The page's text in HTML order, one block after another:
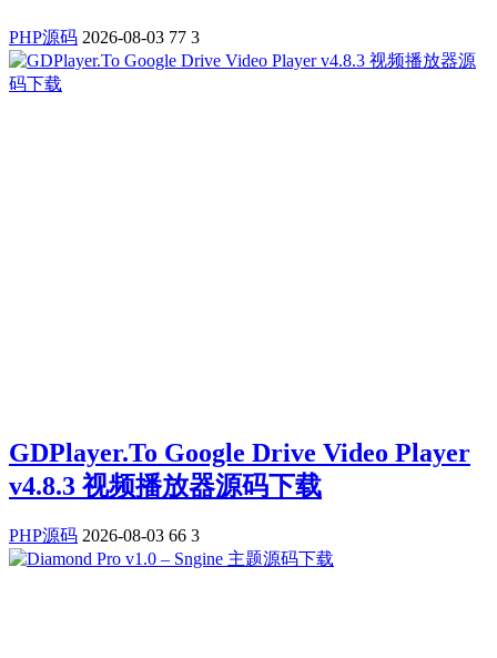
PHP源码 2026-08-03 77 3
GDPlayer.To Google Drive Video Player
v4.8.3 视频播放器源码下载
PHP源码 2026-08-03 66 3